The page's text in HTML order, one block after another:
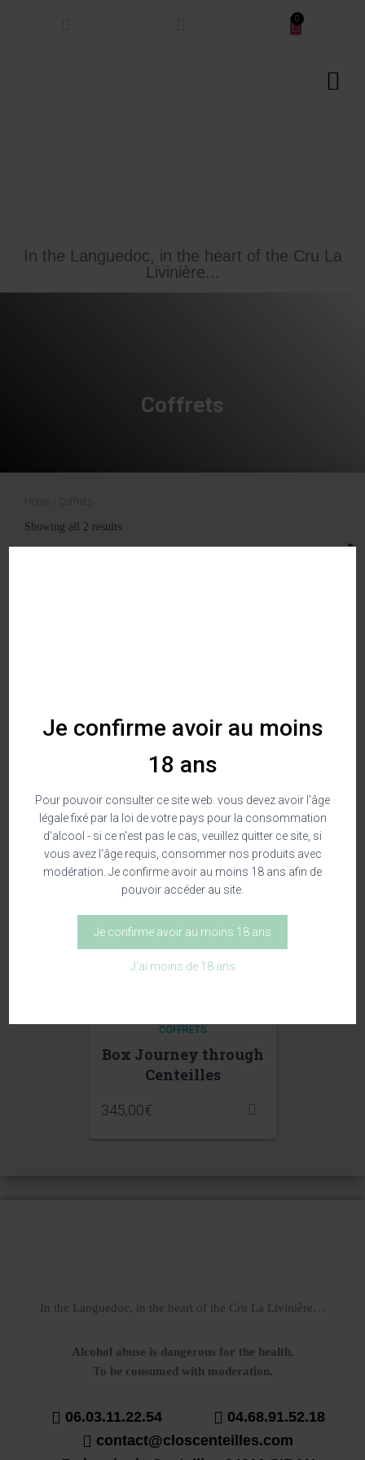
Je confirme avoir au moins
18 ans
Pour pouvoir consulter ce site web. vous devez avoir l'âge
légale fixé par la loi de votre pays pour la consommation
d'alcool - si ce n'est pas le cas, veuillez quitter ce site, si
vous avez l'âge requis, consommer nos produits avec
modération. Je confirme avoir au moins 18 ans afin de
pouvoir accéder au site.
Je confirme avoir au moins 18 ans
J'ai moins de 18 ans
In the Languedoc, in the heart of the Cru La
Livinière...
Coffrets
Showing all 2 results
Box The Discovery
129,00
COFFRETS
Box Journey through
Centeilles
345,00€
In the Languedoc, in the heart of the Cru La Livinière…
Alcohol abuse is dangerous for the health.
To be consumed with moderation.
06.03.11.22.54
04.68.91.52.18
contact@closcenteilles.com